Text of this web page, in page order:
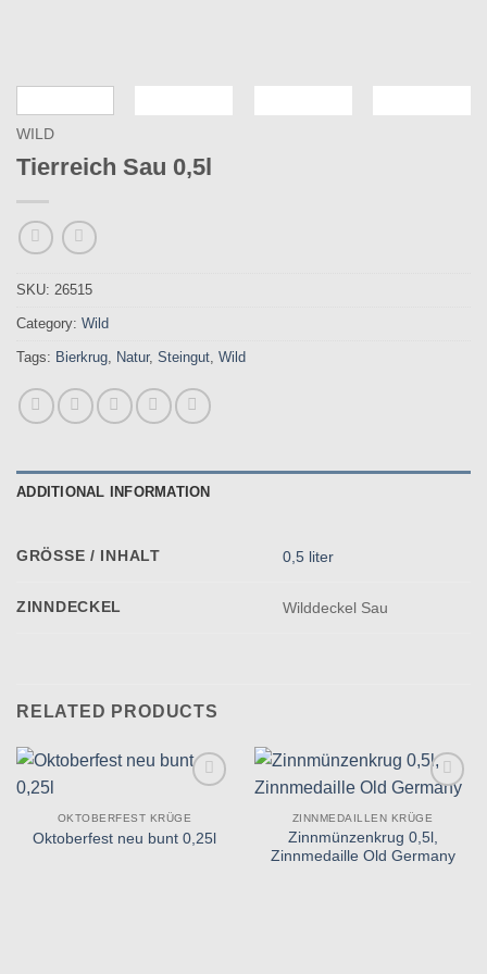
WILD
Tierreich Sau 0,5l
SKU: 26515
Category: Wild
Tags: Bierkrug Natur, Steingut Wild
ADDITIONAL INFORMATION
GRÖSSE / INHALT 0,5 liter
ZINNDECKEL Wilddeckel Sau
RELATED PRODUCTS
Wunschliste
hinzufügen
OKTOBERFEST KRÜGE
Oktoberfest neu bunt 0,25l
Wunschliste
hinzufügen
ZINNMEDAILLEN KRÜGE
Zinnmünzenkrug 0,5l,
Zinnmedaille Old Germany